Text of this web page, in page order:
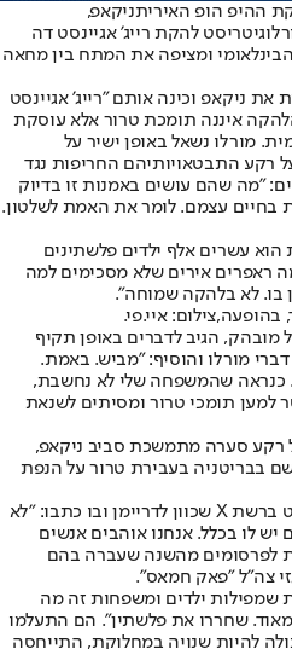
ההיפ הופ האיריתניקאפ,
גיטריסט להקת רייג' אגיינסט דה
ומציפה את המתח בין מחאה
ניקאפ וכינה אותם "רייג' אגיינסט
איננה תומכת טרור אלא עוסקת
מורלו נשאל באופן ישיר על
רקע התבטאויותיהם החריפות נגד
"מה שהם עושים באמנות זו בדיוק
בחיים עצמם. לומר את האמת לשלטון.
עשרים אלף ילדים פלשתינים
ראפרים אירים שלא מסכימים למה
בו. לא בלהקה שמוחה".
בהופעה,צילום: איי.פי.
מובהק, הגיב לדברים באופן תקיף
מורלו והוסיף: "מביש. באמת.
כנראה שהמשפחה שלי לא נחשבת,
למען תומכי טרור ומסיתים לשנאת
רקע סערה מתמשכת סביב ניקאפ,
בבריטניה בעבירת טרור על הנפת
בתגובה ישירה, ניקאפ פרסמו פוסט ברשת X שכוון לדריימן ובו כתבו: "לא
יש לו בכלל. אנחנו אוהבים אנשים
לפרסומים מהשנה שעברה בהם
צה"ל "פאק חמאס".
שמפילות ילדים ומשפחות זה מה
שחררו את פלשתין". הם התעלמו
להיות שנויה במחלוקת, התייחסה